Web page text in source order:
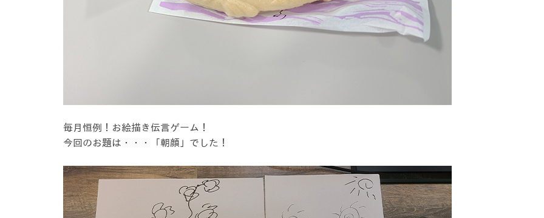
毎月恒例！お絵描き伝言ゲーム！
今回のお題は・・・「朝顔」でした！